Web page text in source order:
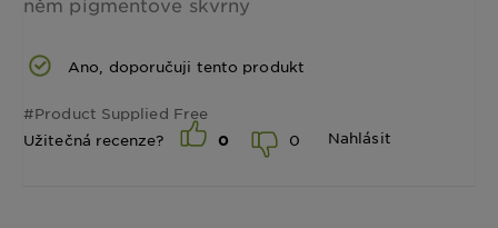
něm pigmentove skvrny
Ano, doporučuji tento produkt
#Product Supplied Free
Užitečná recenze?
0 0 Nahlásit